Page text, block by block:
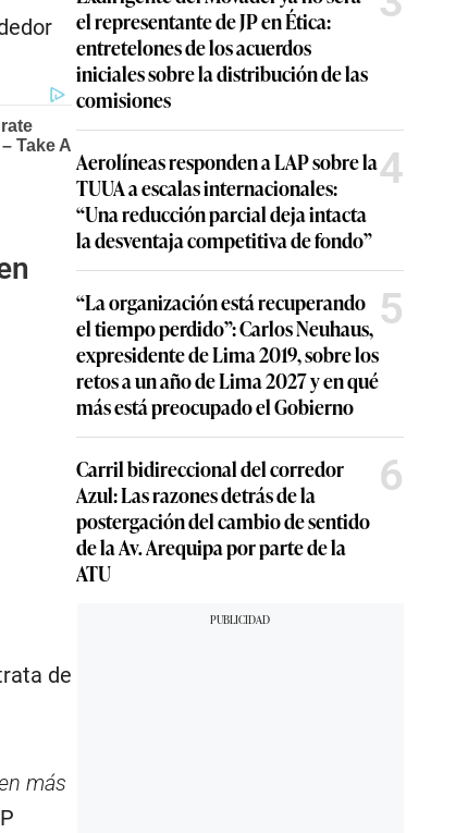
de
más
el representante de JP en Ética:
entretelones de los acuerdos
iniciales sobre la distribución de las
comisiones
Aerolíneas responden a LAP sobre la
TUUA a escalas internacionales:
“Una reducción parcial deja intacta
la desventaja competitiva de fondo”
4
“La organización está recuperando
el tiempo perdido”: Carlos Neuhaus,
expresidente de Lima 2019, sobre los
retos a un año de Lima 2027 y en qué
más está preocupado el Gobierno
5
Carril bidireccional del corredor
Azul: Las razones detrás de la
postergación del cambio de sentido
de la Av. Arequipa por parte de la
ATU
6